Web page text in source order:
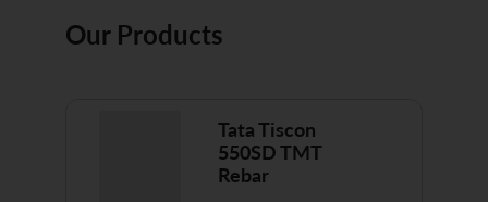
Our Products
Tata Tiscon
550SD TMT
Rebar